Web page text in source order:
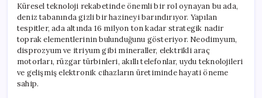
Küresel teknoloji rekabetinde önemli bir rol oynayan bu ada,
deniz tabanında gizli bir hazineyi barındırıyor. Yapılan
tespitler, ada altında 16 milyon ton kadar strategik nadir
toprak elementlerinin bulunduğunu gösteriyor. Neodimyum,
disprozyum ve itriyum gibi mineraller, elektrikli araç
motorları, rüzgar türbinleri, akıllı telefonlar, uydu teknolojileri
ve gelişmiş elektronik cihazların üretiminde hayati öneme
sahip.